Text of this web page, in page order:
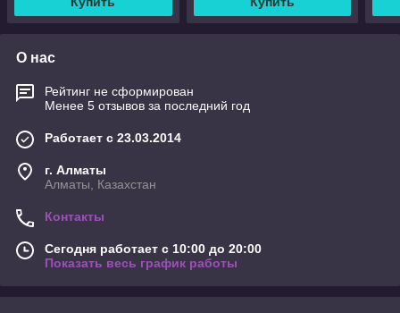
О нас
Рейтинг не сформирован
Менее 5 отзывов за последний год
Работает с 23.03.2014
г. Алматы
Алматы, Казахстан
Контакты
Сегодня работает с 10:00 до 20:00
Показать весь график работы